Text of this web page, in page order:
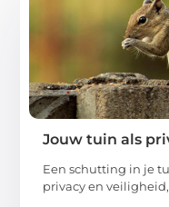
Jouw tuin als
Een schutting in je
privacy en